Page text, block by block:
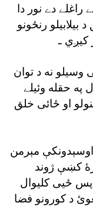
دے نور دا
رنځونو
کيږي ـ
وسيلو نه د توان
په حقله وئيلے
او ځائى خلق
مېرمن
کښې ژوند
پس ځيى کليوال
د کورونو فضا